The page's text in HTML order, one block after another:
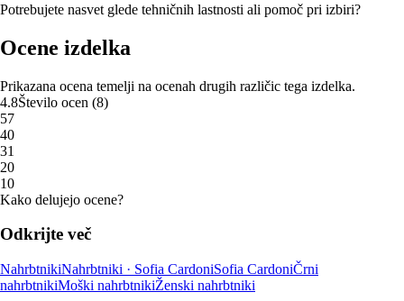
Potrebujete nasvet glede tehničnih lastnosti ali pomoč pri izbiri?
Ocene izdelka
Prikazana ocena temelji na ocenah drugih različic tega izdelka.
4.8Število ocen (8)
57
40
31
20
10
Kako delujejo ocene?
Odkrijte več
NahrbtnikiNahrbtniki · Sofia CardoniSofia CardoniČrni
nahrbtnikiMoški nahrbtnikiŽenski nahrbtniki